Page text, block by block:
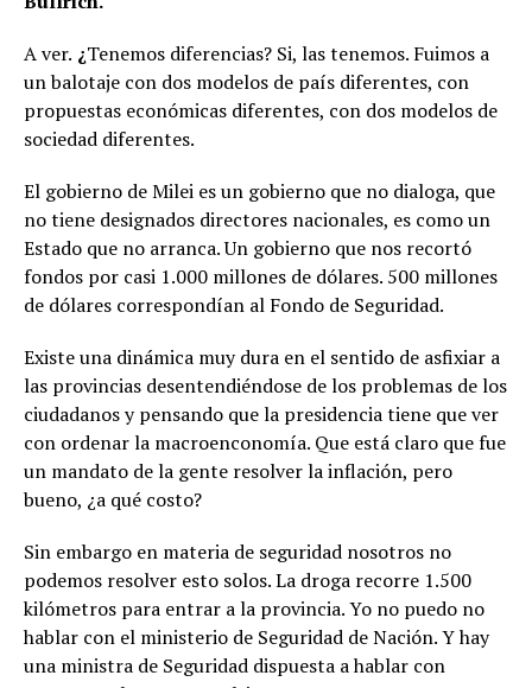
A ver. ¿Tenemos diferencias? Si, las tenemos. Fuimos a
un balotaje con dos modelos de país diferentes, con
propuestas económicas diferentes, con dos modelos de
sociedad diferentes.
El gobierno de Milei es un gobierno que no dialoga, que
no tiene designados directores nacionales, es como un
Estado que no arranca. Un gobierno que nos recortó
fondos por casi 1.000 millones de dólares. 500 millones
de dólares correspondían al Fondo de Seguridad.
Existe una dinámica muy dura en el sentido de asfixiar a
las provincias desentendiéndose de los problemas de los
ciudadanos y pensando que la presidencia tiene que ver
con ordenar la macroenconomía. Que está claro que fue
un mandato de la gente resolver la inflación, pero
bueno, ¿a qué costo?
Sin embargo en materia de seguridad nosotros no
podemos resolver esto solos. La droga recorre 1.500
kilómetros para entrar a la provincia. Yo no puedo no
hablar con el ministerio de Seguridad de Nación. Y hay
una ministra de Seguridad dispuesta a hablar con